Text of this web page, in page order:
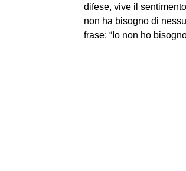
difese, vive il
non ha bisogno di
frase: “Io non ho